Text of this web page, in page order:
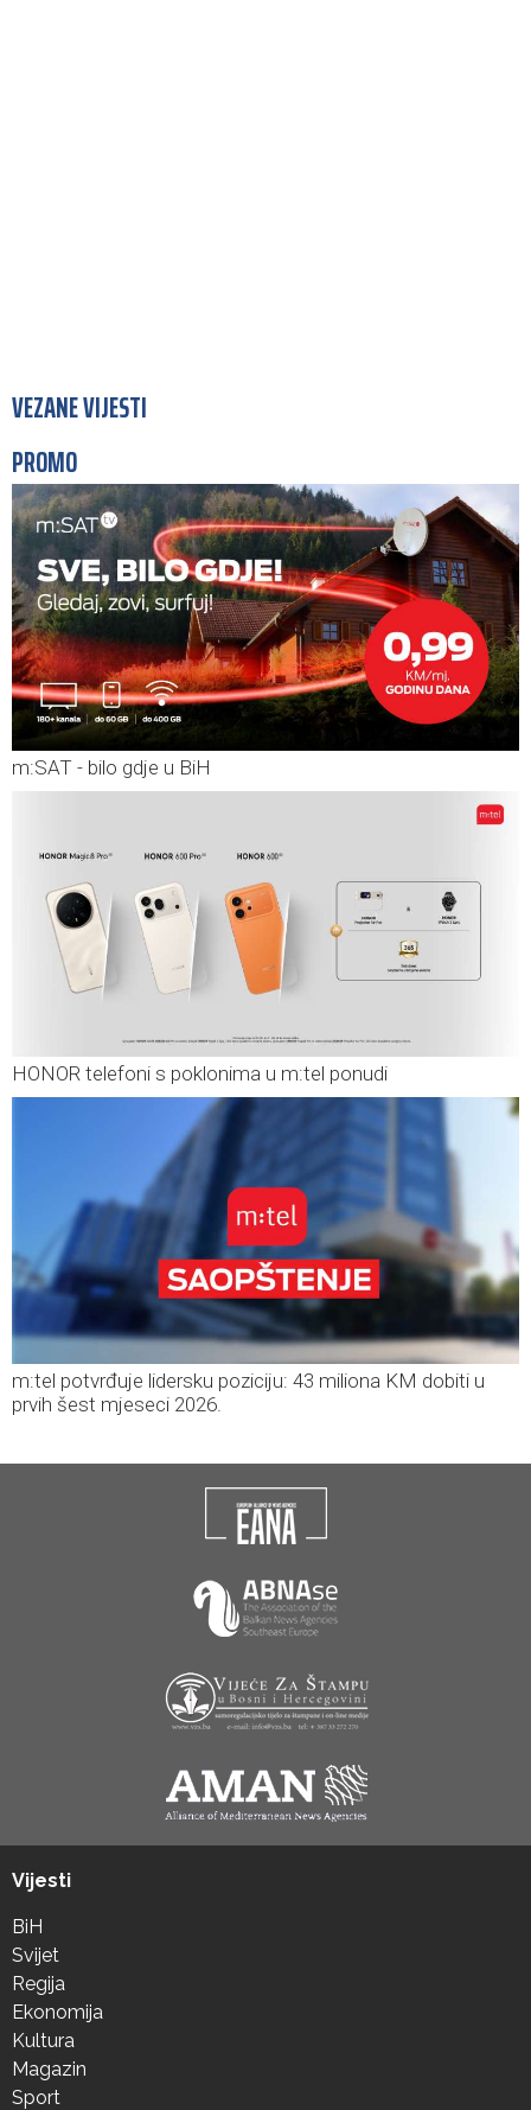
VEZANE VIJESTI
PROMO
m:SAT - bilo gdje u BiH
HONOR telefoni s poklonima u m:tel ponudi
m:tel potvrđuje lidersku poziciju: 43 miliona KM dobiti u
prvih šest mjeseci 2026.
Vijesti
BiH
Svijet
Regija
Ekonomija
Kultura
Magazin
Sport